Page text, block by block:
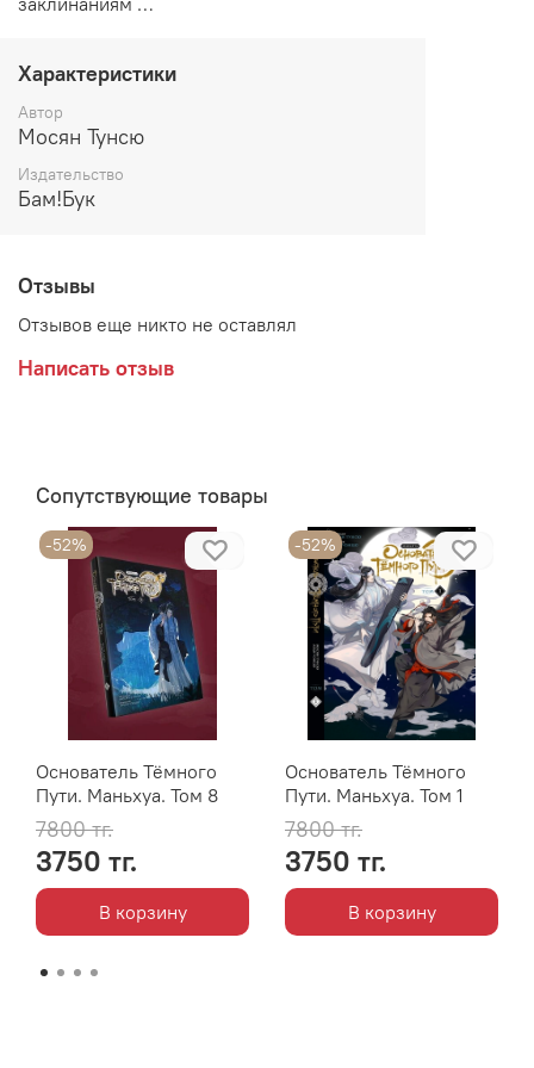
Характеристики
Автор
Мосян Тунсю
Издательство
Бам!Бук
Отзывы
Отзывов еще никто не оставлял
Написать отзыв
Сопутствующие товары
-52%
Основатель Тёмного
Пути. Маньхуа. Том 8
7800 тг.
3750 тг.
В корзину
-52%
Основатель Тёмного
Пути. Маньхуа. Том 1
7800 тг.
3750 тг.
В корзину